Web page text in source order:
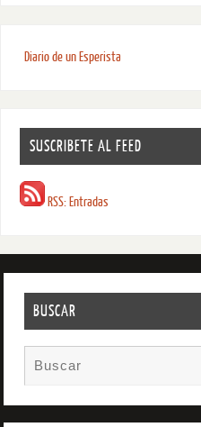
Diario de un Esperista
SUSCRIBETE AL FEED
RSS: Entradas
BUSCAR